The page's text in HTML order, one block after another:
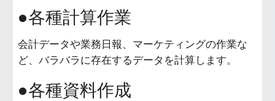
●各種計算作業
会計データや業務日報、マーケティングの作業な
ど、バラバラに存在するデータを計算します。
●各種資料作成